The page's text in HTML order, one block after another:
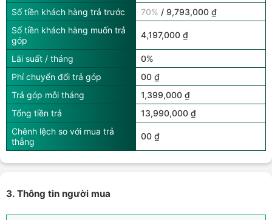
Số tiền khách hàng trả trước
70% / 9,793,000 ₫
Số tiền khách hàng muốn trả
góp
4,197,000 ₫
Lãi suất / tháng
0%
Phí chuyển đổi trả góp
00 ₫
Trả góp mỗi tháng
1,399,000 ₫
Tổng tiền trả
13,990,000 ₫
Chênh lệch so với mua trả
thẳng
00 ₫
3. Thông tin người mua